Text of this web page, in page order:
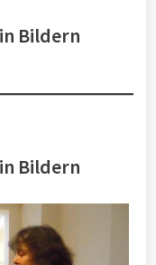
Bildern
Bildern